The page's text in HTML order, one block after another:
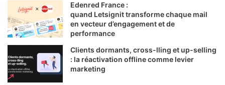
Edenred France :
quand Letsignit transforme chaque mail
en vecteur d’engagement et de
performance
Clients dormants, cross-lling et up-selling
: la réactivation offline comme levier
marketing